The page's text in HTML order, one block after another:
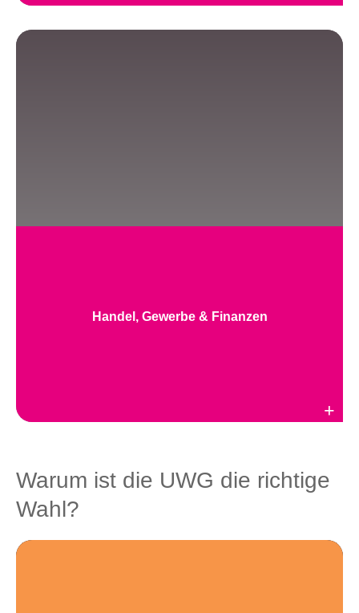
Handel, Gewerbe & Finanzen
Warum ist die UWG die richtige
Wahl?